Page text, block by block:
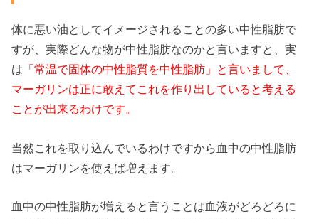
体に悪い油としてイメージされることの多い中性脂肪で
すが、実際どんな物が中性脂肪なのかと言いますと、実
は 「常温で固体の中性脂質を中性脂肪」と言いまして、
マーガリンは正に敢えてこれを作り出していると考える
ことが出来るわけです。
当然これを取り込んでいるわけですから血中の中性脂肪
はマーガリンを使えば増えます。
血中の中性脂肪が増えると言うことは血液がどろどろに